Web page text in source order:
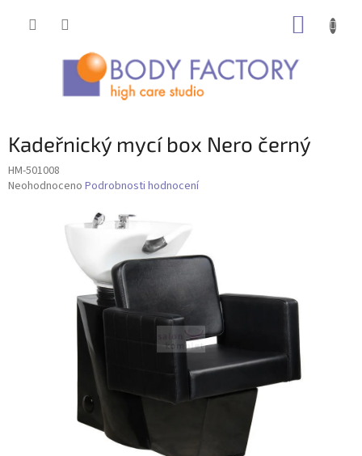
Kadeřnický mycí box Nero černý
HM-501008
Průměrné
Neohodnoceno Podrobnosti hodnocení